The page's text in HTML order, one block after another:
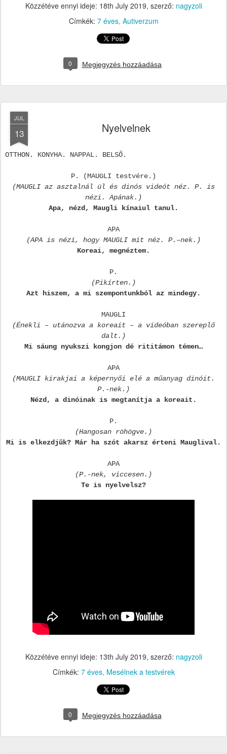
Közzétéve ennyi ideje: 18th July 2019, szerző: nagyzoli
Címkék: 7 éves Autiverzum
0 Megjegyzés hozzáadása
JUL
13 Nyelvelnek
OTTHON. KONYHA. NAPPAL. BELSŐ.
P. (MAUGLI testvére.)
(MAUGLI az asztalnál ül és dinós videót néz. P. is
nézi. Apának.)
Apa, nézd, Maugli kínaiul tanul.
APA
(APA is nézi, hogy MAUGLI mit néz. P.–nek.)
Koreai, megnéztem.
P.
(Pikírten.)
Azt hiszem, a mi szempontunkból az mindegy.
MAUGLI
(Énekli – utánozva a koreait – a videóban szereplő
dalt.)
Mi sáung nyukszi kongjon dé rititámon témen…
APA
(MAUGLI kirakjai a képernyői elé a műanyag dinóit.
P.-nek.)
Nézd, a dinóinak is megtanítja a koreait.
P.
(Hangosan röhögve.)
Mi is elkezdjük? Már ha szót akarsz érteni Mauglival.
APA
(P.-nek, viccesen.)
Te is nyelvelsz?
Közzétéve ennyi ideje: 13th July 2019, szerző: nagyzoli
Címkék: 7 éves Mesélnek a testvérek
0 Megjegyzés hozzáadása